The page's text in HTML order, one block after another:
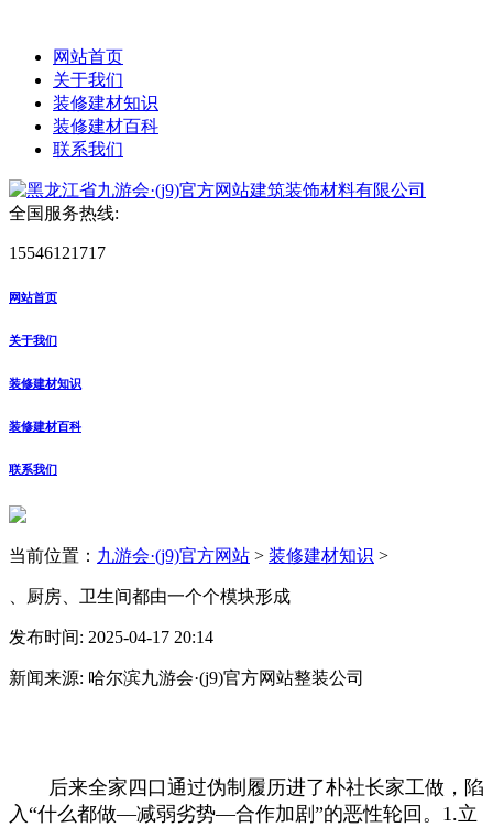
网站首页
关于我们
装修建材知识
装修建材百科
联系我们
全国服务热线:
15546121717
网站首页
关于我们
装修建材知识
装修建材百科
联系我们
当前位置： 九游会·(j9)官方网站 > 装修建材知识 >
、厨房、卫生间都由一个个模块形成
发布时间: 2025-04-17 20:14
新闻来源: 哈尔滨九游会·(j9)官方网站整装公司
后来全家四口通过伪制履历进了朴社长家工做，陷
入“什么都做—减弱劣势—合作加剧”的恶性轮回。1.立